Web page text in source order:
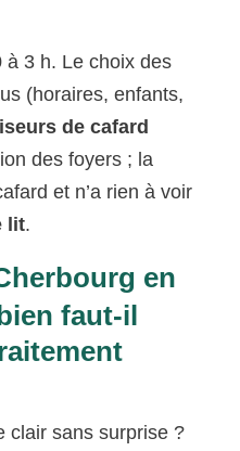
à 3 h. Le choix des
(horaires, enfants,
de cafard
des foyers ; la
et n’a rien à voir
lit.
en
faut-il
clair sans surprise ?